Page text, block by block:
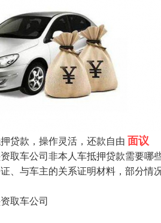
贷款，操作灵活，还款自由 面议
取车公司非本人车抵押贷款需要
、与车主的关系证明材料，部分
取车公司